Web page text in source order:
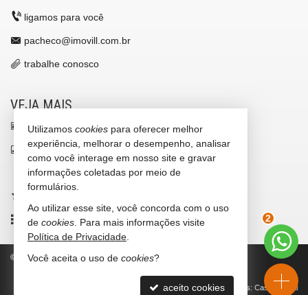
ligamos para você
pacheco@imovill.com.br
trabalhe conosco
VEJA MAIS
receba nosso newsletter
indicadores financeiros
cadastre seu imóvel
mapa de imóveis
© 2026 CRECI/SC 4867-J Política de Privacidade
Site para imobiliárias: Castel Digital
2
Utilizamos cookies para oferecer melhor
experiência, melhorar o desempenho, analisar
como você interage em nosso site e gravar
informações coletadas por meio de
formulários.
Ao utilizar esse site, você concorda com o uso
de cookies . Para mais informações visite
Política de Privacidade
Você aceita o uso de cookies?
aceito cookies